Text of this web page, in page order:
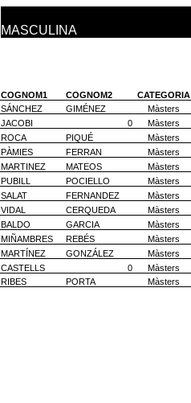
MASCULINA
COGNOM1 COGNOM2 CATEGORIA
SÁNCHEZ GIMÉNEZ Màsters
JACOBI 0 Màsters
ROCA PIQUÉ Màsters
PÀMIES FERRAN Màsters
MARTINEZ MATEOS Màsters
PUBILL POCIELLO Màsters
SALAT FERNANDEZ Màsters
VIDAL CERQUEDA Màsters
BALDO GARCIA Màsters
MIÑAMBRES REBÉS Màsters
MARTÍNEZ GONZÁLEZ Màsters
CASTELLS 0 Màsters
RIBES PORTA Màsters